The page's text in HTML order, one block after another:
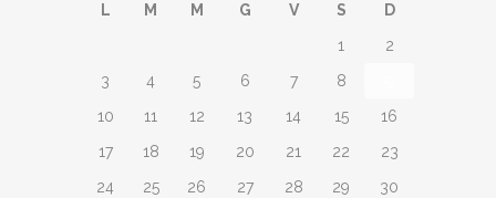
L M M G V S
D
1
2
3
4 5 6 7 8
10
11 12 13 14 15
16
17
18 19 20 21 22
23
24
25 26 27 28 29
30